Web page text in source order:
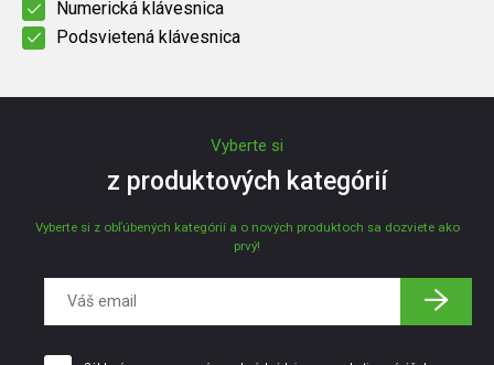
Numerická klávesnica
Podsvietená klávesnica
Vyberte si
z produktových kategórií
Vyberte si z obľúbených kategórií a o nových produktoch sa dozviete ako
prvý!